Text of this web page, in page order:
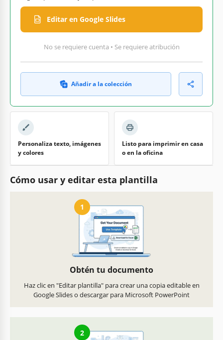
Editar en Google Slides
No se requiere cuenta • Se requiere atribución
Añadir a la colección
Personaliza texto, imágenes
y colores
Listo para imprimir en casa
o en la oficina
Cómo usar y editar esta plantilla
1
Obtén tu documento
Haz clic en "Editar plantilla" para crear una copia editable en
Google Slides o descargar para Microsoft PowerPoint
2